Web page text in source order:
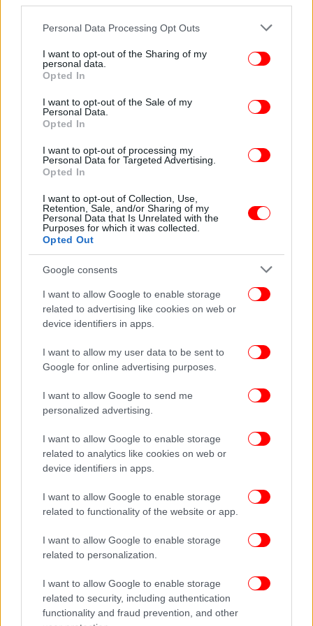
Please note that this website/app uses one or more Google
not limited to your visit or usage behaviour. You may click to
grant or deny consent to Google and its third-party tags to
use your data for below specified purposes in below Google
consent section.
Personal Data Processing Opt Outs
I want to opt-out of the Sharing of my
personal data.
Opted In
I want to opt-out of the Sale of my
Personal Data.
Opted In
I want to opt-out of processing my
Personal Data for Targeted Advertising.
Opted In
I want to opt-out of Collection, Use,
Retention, Sale, and/or Sharing of my
Personal Data that Is Unrelated with the
Purposes for which it was collected.
Opted Out
Google consents
I want to allow Google to enable storage
related to advertising like cookies on web or
device identifiers in apps.
I want to allow my user data to be sent to
Google for online advertising purposes.
I want to allow Google to send me
personalized advertising.
I want to allow Google to enable storage
related to analytics like cookies on web or
device identifiers in apps.
I want to allow Google to enable storage
related to functionality of the website or app.
I want to allow Google to enable storage
related to personalization.
I want to allow Google to enable storage
related to security, including authentication
functionality and fraud prevention, and other
Πολιτιστική έκρηξη με συγκλονιστικά νέα
μουσεία να ανοίγουν στο Παρίσι και στις ΗΠΑ,
όσο η Αθήνα περιμένει το ΕΜΣΤ και την
Πινακοθήκη [εικόνες]
08/04/2014 20:42
Μια σταλιά σκιέρ: Μόλις 18 μηνών και
τρελαίνεται για snowboard -Εμαθε πριν καν
περπατήσει [εικόνες&βίντεο]
ΤΕΧΝΟΛΟΓΙΑ 19/02/2014 14:23
Η Ριάνα έβαλε κιλά και της αρέσει -Η